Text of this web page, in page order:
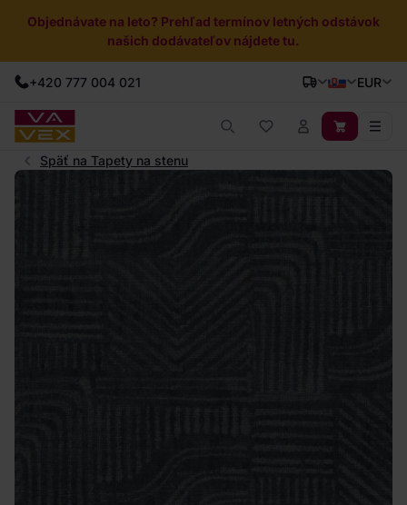
Objednávate na leto? Prehľad termínov letných odstávok
našich dodávateľov nájdete tu.
+420 777 004 021 EUR
Späť na Tapety na stenu